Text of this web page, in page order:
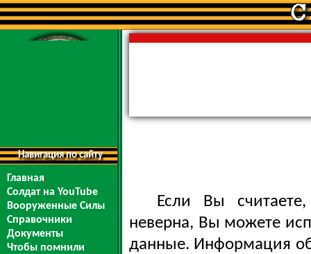
Навигация по сайту
Главная
Солдат на YouTube
Вооруженные Силы
Справочники
Документы
Чтобы помнили
Если Вы
неверна, Вы можете
данные. Информация